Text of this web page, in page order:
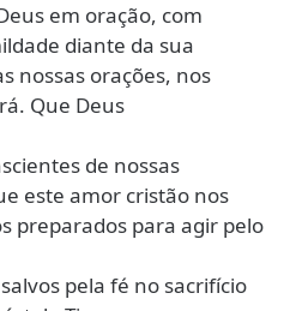
em oração, com
diante da sua
nossas orações, nos
Que Deus
de nossas
este amor cristão nos
preparados para agir pelo
pela fé no sacrifício